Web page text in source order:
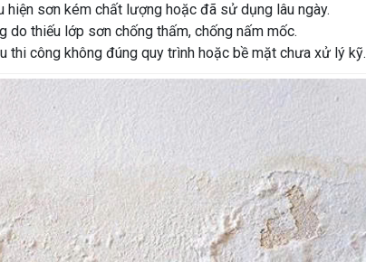
hiện sơn kém chất lượng hoặc đã sử dụng lâu ngày.
do thiếu lớp sơn chống thấm, chống nấm mốc.
thi công không đúng quy trình hoặc bề mặt chưa xử lý kỹ.